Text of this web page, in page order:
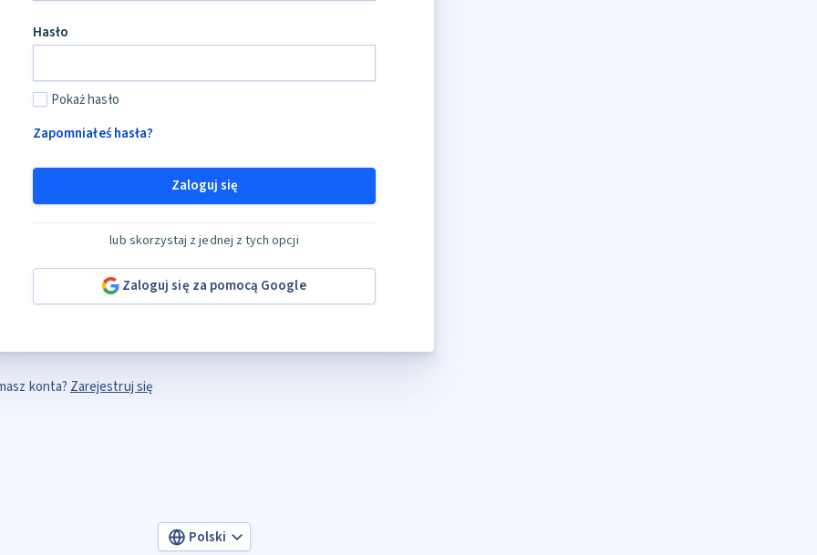
Hasło
Pokaż hasło
Zapomniałeś hasła?
Zaloguj się
lub skorzystaj z jednej z tych opcji
Zaloguj się za pomocą Google
konta? Zarejestruj się
Polski